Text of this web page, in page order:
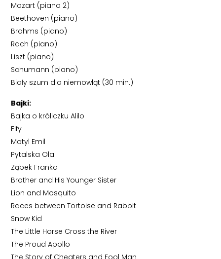
Mozart (piano 2)
Beethoven (piano)
Brahms (piano)
Rach (piano)
Liszt (piano)
Schumann (piano)
Biały szum dla niemowląt (30 min.)
Bajki:
Bajka o króliczku Alilo
Elfy
Motyl Emil
Pytalska Ola
Ząbek Franka
Brother and His Younger Sister
Lion and Mosquito
Races between Tortoise and Rabbit
Snow Kid
The Little Horse Cross the River
The Proud Apollo